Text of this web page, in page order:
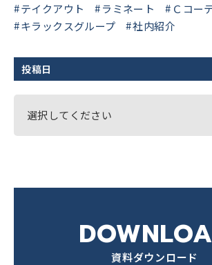
テイクアウト
ラミネート
Ｃコー
キラックスグループ
社内紹介
投稿日
選択してください
資料ダウンロード